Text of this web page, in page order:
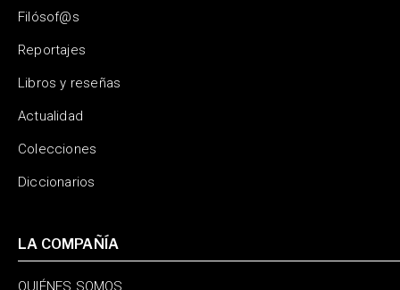
Filósof@s
Reportajes
Libros y reseñas
Actualidad
Colecciones
Diccionarios
LA COMPAÑÍA
QUIÉNES SOMOS